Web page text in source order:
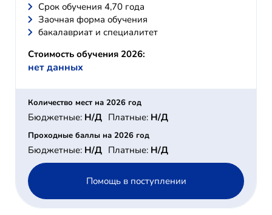
Cрок обучения 4,70 года
Заочная форма обучения
бакалавриат и специалитет
Стоимость обучения 2026:
нет данных
Количество мест на 2026 год
Бюджетные: Н/Д Платные: Н/Д
Проходные баллы на 2026 год
Бюджетные: Н/Д Платные: Н/Д
Помощь в поступлении